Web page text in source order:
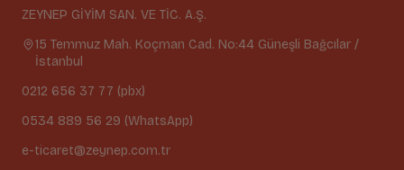
ZEYNEP GİYİM SAN. VE TİC. A.Ş.
15 Temmuz Mah. Koçman Cad. No:44 Güneşli Bağcılar /
İstanbul
0212 656 37 77 (pbx)
0534 889 56 29 (WhatsApp)
e-ticaret@zeynep.com.tr